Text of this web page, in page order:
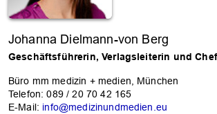
Johanna Dielmann-von Berg
Geschäftsführerin, Verlagsleiterin und
Büro mm medizin + medien, München
Telefon: 089 / 20 70 42 165
E-Mail: info@medizinundmedien.eu